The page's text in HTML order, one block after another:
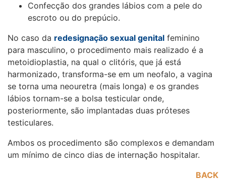
Confecção dos grandes lábios com a pele do
escroto ou do prepúcio.
No caso da redesignação sexual genital feminino
para masculino, o procedimento mais realizado é a
metoidioplastia, na qual o clitóris, que já está
harmonizado, transforma-se em um neofalo, a vagina
se torna uma neouretra (mais longa) e os grandes
lábios tornam-se a bolsa testicular onde,
posteriormente, são implantadas duas próteses
testiculares.
Ambos os procedimento são complexos e demandam
um mínimo de cinco dias de internação hospitalar.
BACK